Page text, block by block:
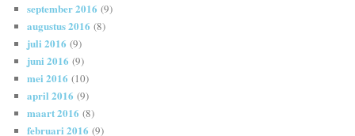
september 2016 (9)
augustus 2016 (8)
juli 2016 (9)
juni 2016 (9)
mei 2016 (10)
april 2016 (9)
maart 2016 (8)
februari 2016 (9)